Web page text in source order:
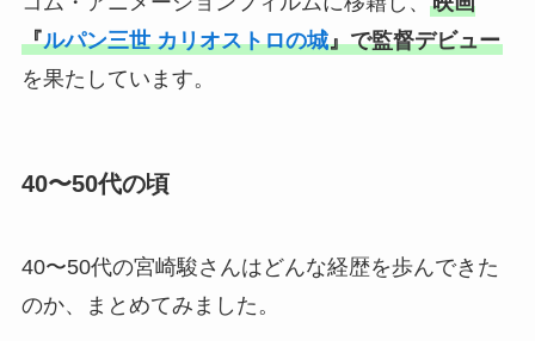
『ルパン三世 カリオストロの城』で監督デビュー
を果たしています。
40〜50代の頃
40〜50代の宮崎駿さんはどんな経歴を歩んできた
のか、まとめてみました。